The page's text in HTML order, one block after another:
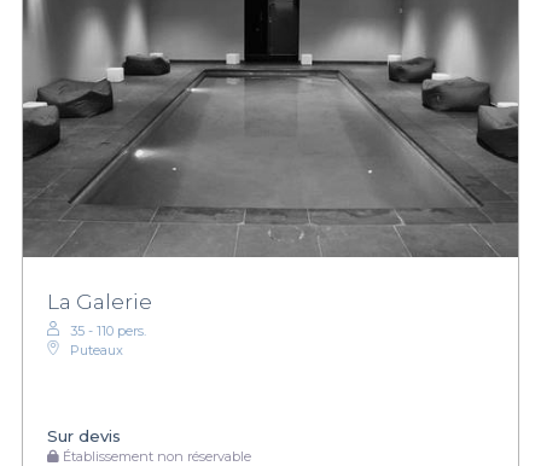
La Galerie
35 - 110 pers.
Puteaux
Sur devis
Établissement non réservable